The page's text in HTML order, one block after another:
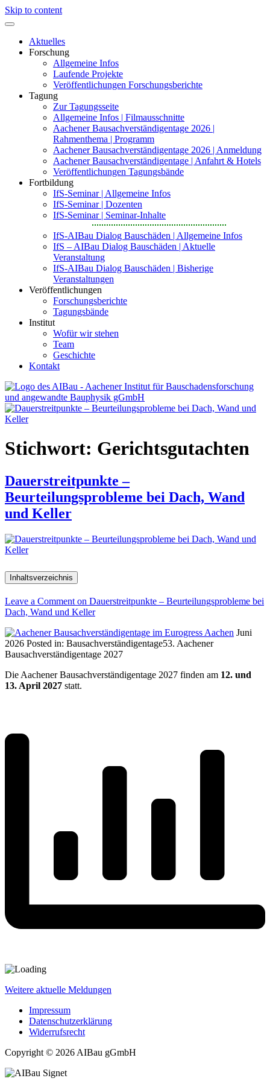
Skip to content
Aktuelles
Forschung
Allgemeine Infos
Laufende Projekte
Veröffentlichungen Forschungsberichte
Tagung
Zur Tagungsseite
Allgemeine Infos | Filmausschnitte
Aachener Bausachverständigentage 2026 |
Rahmenthema | Programm
Aachener Bausachverständigentage 2026 | Anmeldung
Aachener Bausachverständigentage | Anfahrt & Hotels
Veröffentlichungen Tagungsbände
Fortbildung
IfS-Seminar | Allgemeine Infos
IfS-Seminar | Dozenten
IfS-Seminar | Seminar-Inhalte
IfS-AIBau Dialog Bauschäden | Allgemeine Infos
IfS – AIBau Dialog Bauschäden | Aktuelle
Veranstaltung
IfS-AIBau Dialog Bauschäden | Bisherige
Veranstaltungen
Veröffentlichungen
Forschungsberichte
Tagungsbände
Institut
Wofür wir stehen
Team
Geschichte
Kontakt
AIBau – Aachener Institut für Bauschadensforschung und
Stichwort: Gerichtsgutachten
Dauerstreitpunkte –
Beurteilungsprobleme bei Dach, Wand
und Keller
Inhaltsverzeichnis
Leave a Comment on Dauerstreitpunkte – Beurteilungsprobleme bei
Dach, Wand und Keller
Juni
2026 Posted in: Bausachverständigentage53. Aachener
Bausachverständigentage 2027
Die Aachener Bausachverständigentage 2027 finden am 12. und
13. April 2027 statt.
Weitere aktuelle Meldungen
Impressum
Datenschutzerklärung
Widerrufsrecht
Copyright © 2026 AIBau gGmbH